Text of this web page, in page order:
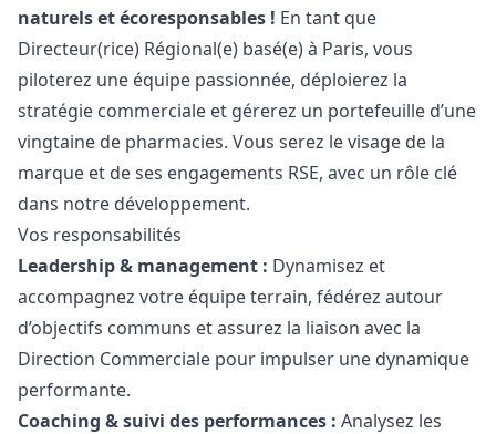
naturels et écoresponsables ! En tant que
Directeur(rice) Régional(e) basé(e) à Paris, vous
piloterez une équipe passionnée, déploierez la
stratégie commerciale et gérerez un portefeuille d’une
vingtaine de pharmacies. Vous serez le visage de la
marque et de ses engagements RSE, avec un rôle clé
dans notre développement.
Vos responsabilités
Leadership & management : Dynamisez et
accompagnez votre équipe terrain, fédérez autour
d’objectifs communs et assurez la liaison avec la
Direction Commerciale pour impulser une dynamique
performante.
Coaching & suivi des performances : Analysez les